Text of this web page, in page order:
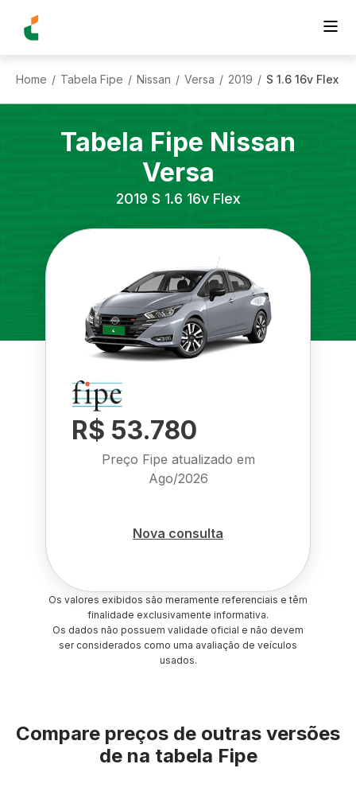
Home / Tabela Fipe / Nissan / Versa / 2019 / S 1.6 16v Flex
Tabela Fipe Nissan
Versa
2019 S 1.6 16v Flex
R$ 53.780
Preço Fipe atualizado em
Ago/2026
Nova consulta
Os valores exibidos são meramente referenciais e têm
finalidade exclusivamente informativa.
Os dados não possuem validade oficial e não devem
ser considerados como uma avaliação de veículos
usados.
Compare preços de outras versões
de na tabela Fipe